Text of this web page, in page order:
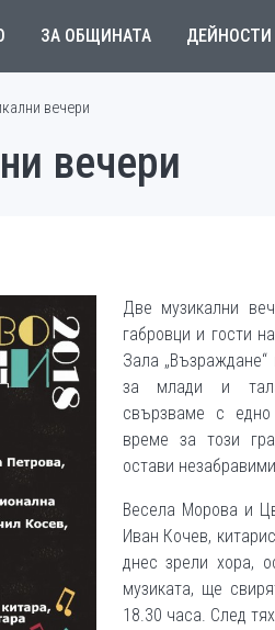
ЗА ОБЩИНАТА ДЕЙНОСТИ
вечери
вечери
Две музикални
габровци и гости
Зала
за млади и
свързваме с
време за този
остави
Весела Морова и
Иван Кочев,
днес зрели хора,
музиката, ще
18.30 часа. След